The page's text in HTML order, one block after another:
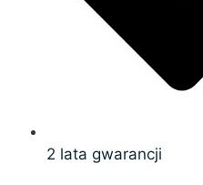
2 lata gwarancji